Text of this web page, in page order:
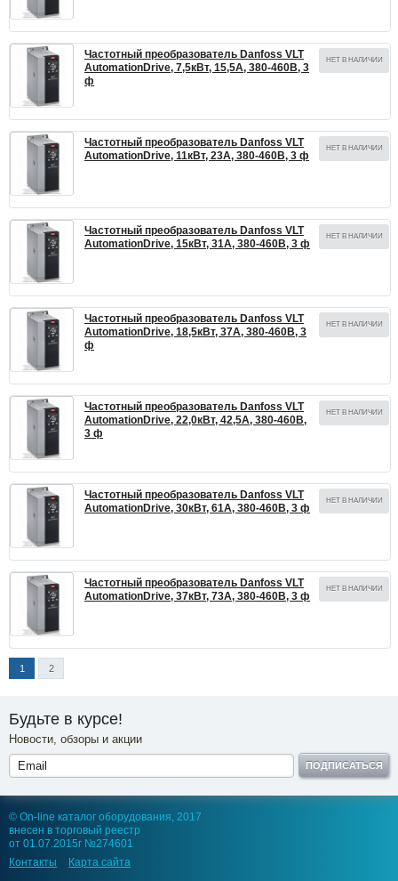
Частотный преобразователь Danfoss VLT
AutomationDrive, 7,5кВт, 15,5А, 380-460В, 3
ф
НЕТ В НАЛИЧИИ
Частотный преобразователь Danfoss VLT
AutomationDrive, 11кВт, 23А, 380-460В, 3 ф
НЕТ В НАЛИЧИИ
Частотный преобразователь Danfoss VLT
AutomationDrive, 15кВт, 31А, 380-460В, 3 ф
НЕТ В НАЛИЧИИ
Частотный преобразователь Danfoss VLT
AutomationDrive, 18,5кВт, 37А, 380-460В, 3
ф
НЕТ В НАЛИЧИИ
Частотный преобразователь Danfoss VLT
AutomationDrive, 22,0кВт, 42,5А, 380-460В,
3 ф
НЕТ В НАЛИЧИИ
Частотный преобразователь Danfoss VLT
AutomationDrive, 30кВт, 61А, 380-460В, 3 ф
НЕТ В НАЛИЧИИ
Частотный преобразователь Danfoss VLT
AutomationDrive, 37кВт, 73А, 380-460В, 3 ф
НЕТ В НАЛИЧИИ
1 2
Будьте в курсе!
Новости, обзоры и акции
ПОДПИСАТЬСЯ
© On-line каталог оборудования, 2017
внесен в торговый реестр
от 01.07.2015г №274601
Контакты
Карта сайта